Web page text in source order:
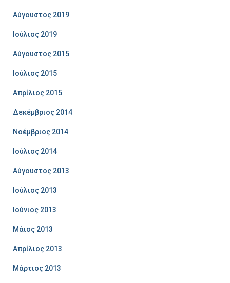
Αύγουστος 2019
Ιούλιος 2019
Αύγουστος 2015
Ιούλιος 2015
Απρίλιος 2015
Δεκέμβριος 2014
Νοέμβριος 2014
Ιούλιος 2014
Αύγουστος 2013
Ιούλιος 2013
Ιούνιος 2013
Μάιος 2013
Απρίλιος 2013
Μάρτιος 2013